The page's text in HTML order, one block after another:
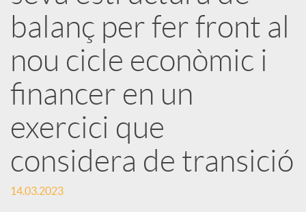
i
c
a
d
o
balanç per fer front al
nou cicle econòmic i
financer en un
exercici que
considera de transició
14.03.2023